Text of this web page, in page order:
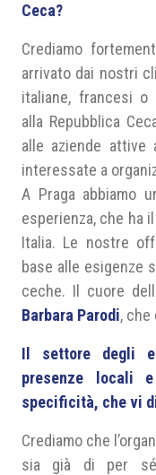
Ceca?
Crediamo
arrivato dai nostri
italiane, francesi o
alla Repubblica
alle aziende attive
interessate a
A Praga abbiamo
esperienza, che ha
Italia. Le nostre
base alle esigenze
ceche. Il cuore
Barbara Parodi, che
Il settore degli
presenze locali
specificità, che vi
Crediamo che
sia già di per sé